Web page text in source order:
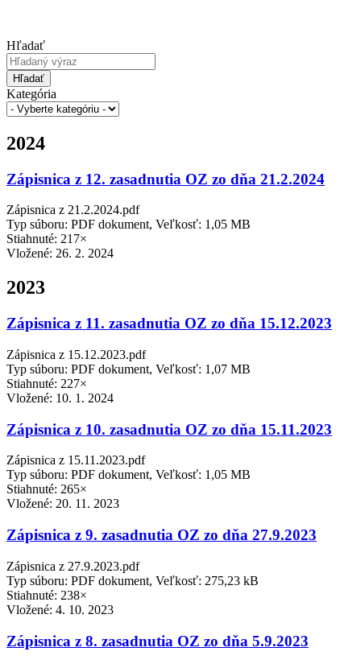
Hľadať
Hľadať
Kategória
2024
Zápisnica z 12. zasadnutia OZ zo dňa 21.2.2024
Zápisnica z 21.2.2024.pdf
Typ súboru: PDF dokument, Veľkosť: 1,05 MB
Stiahnuté: 217×
Vložené: 26. 2. 2024
2023
Zápisnica z 11. zasadnutia OZ zo dňa 15.12.2023
Zápisnica z 15.12.2023.pdf
Typ súboru: PDF dokument, Veľkosť: 1,07 MB
Stiahnuté: 227×
Vložené: 10. 1. 2024
Zápisnica z 10. zasadnutia OZ zo dňa 15.11.2023
Zápisnica z 15.11.2023.pdf
Typ súboru: PDF dokument, Veľkosť: 1,05 MB
Stiahnuté: 265×
Vložené: 20. 11. 2023
Zápisnica z 9. zasadnutia OZ zo dňa 27.9.2023
Zápisnica z 27.9.2023.pdf
Typ súboru: PDF dokument, Veľkosť: 275,23 kB
Stiahnuté: 238×
Vložené: 4. 10. 2023
Zápisnica z 8. zasadnutia OZ zo dňa 5.9.2023